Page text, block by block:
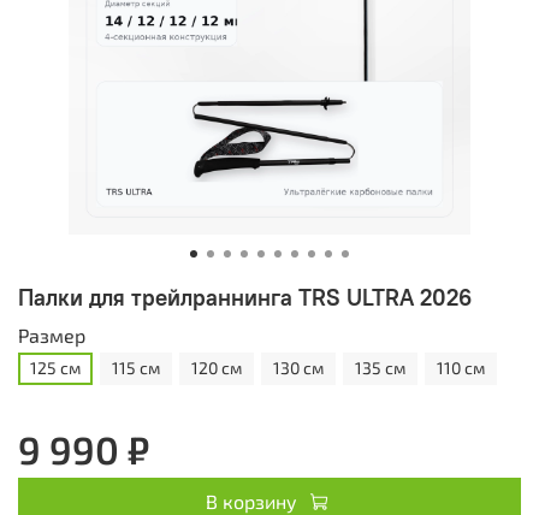
Палки для трейлраннинга TRS ULTRA 2026
Размер
125 см 115 см 120 см 130 см 135 см 110 см
9 990 ₽
В корзину